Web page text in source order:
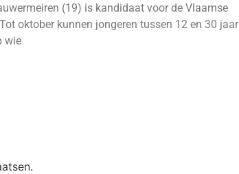
(19) is kandidaat voor de Vlaamse
oktober kunnen jongeren tussen 12 en 30 jaar
wie